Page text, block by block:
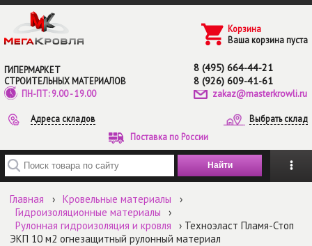
Перейти к основному содержанию
ГИПЕРМАРКЕТ
СТРОИТЕЛЬНЫХ МАТЕРИАЛОВ
ПН-ПТ: 9.00 - 19.00
8 (495) 664-44-21
8 (926) 609-41-61
zakaz@masterkrowli.ru
Адреса складов
Выбрать склад
Поставка по России
Корзина
Ваша корзина пуста
Введите ключевые слова для поиска
Главная › Кровельные материалы
›
Гидроизоляционные материалы
›
Рулонная гидроизоляция и кровля
› Техноэласт Пламя-Стоп
ЭКП 10 м2 огнезащитный рулонный материал